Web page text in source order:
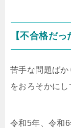
【不合格だ
苦手な問題ば
をおろそかにし
令和5年、令和